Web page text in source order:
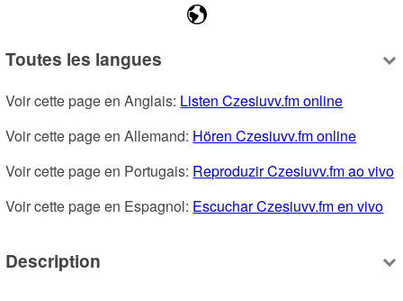
Toutes les langues
Voir cette page en Anglais: Listen Czesiuvv.fm online
Voir cette page en Allemand: Hören Czesiuvv.fm online
Voir cette page en Portugais: Reproduzir Czesiuvv.fm ao vivo
Voir cette page en Espagnol: Escuchar Czesiuvv.fm en vivo
Description